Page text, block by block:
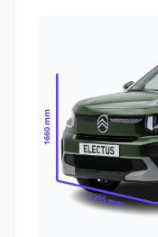
1660 mm
1795 mm